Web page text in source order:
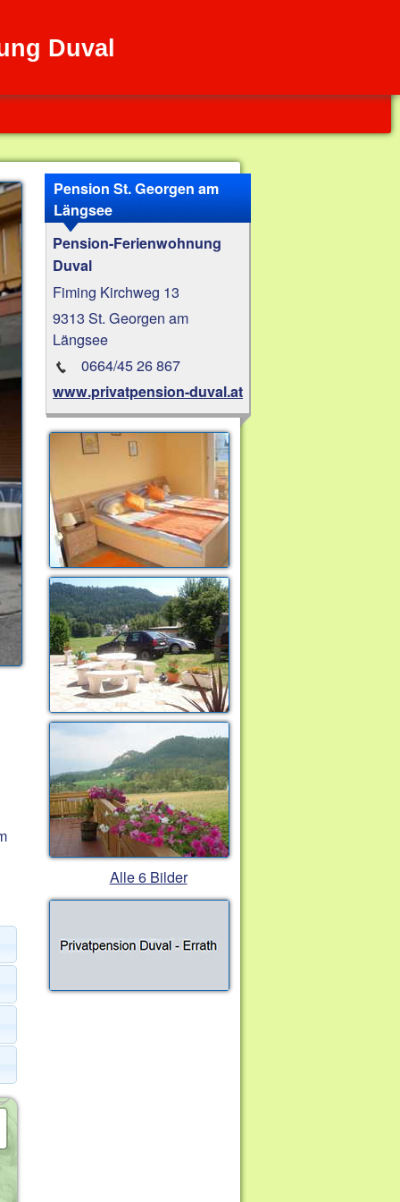
Duval
Pension St. Georgen am
Längsee
Pension-Ferienwohnung
Duval
Fiming Kirchweg 13
9313 St. Georgen am
Längsee
0664/45 26 867
www.privatpension-duval.at
Alle 6 Bilder